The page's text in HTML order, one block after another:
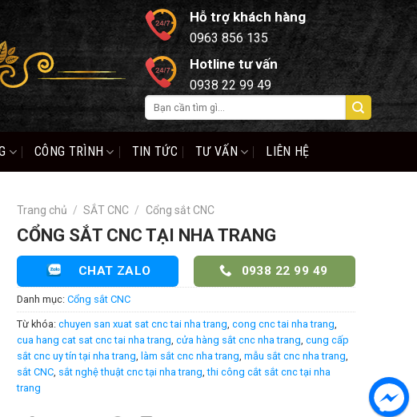
Hỗ trợ khách hàng
0963 856 135
Hotline tư vấn
0938 22 99 49
Tìm
kiếm:
CÔNG TRÌNH TIN TỨC TƯ VẤN LIÊN HỆ
Trang chủ / SẮT CNC / Cổng sắt CNC
CỔNG SẮT CNC TẠI NHA TRANG
CHAT ZALO 0938 22 99 49
Danh mục: Cổng sắt CNC
Từ khóa: chuyen san xuat sat cnc tai nha trang, cong cnc tai nha trang,
cua hang cat sat cnc tai nha trang, cửa hàng sắt cnc nha trang, cung cấp
sắt cnc uy tín tại nha trang, làm sắt cnc nha trang, mẫu sắt cnc nha trang,
sắt CNC, sắt nghệ thuật cnc tại nha trang,thi công cắt sắt cnc tại nha
trang